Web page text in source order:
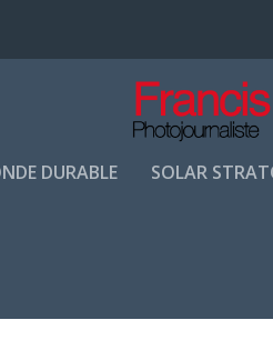
DURABLE SOLAR